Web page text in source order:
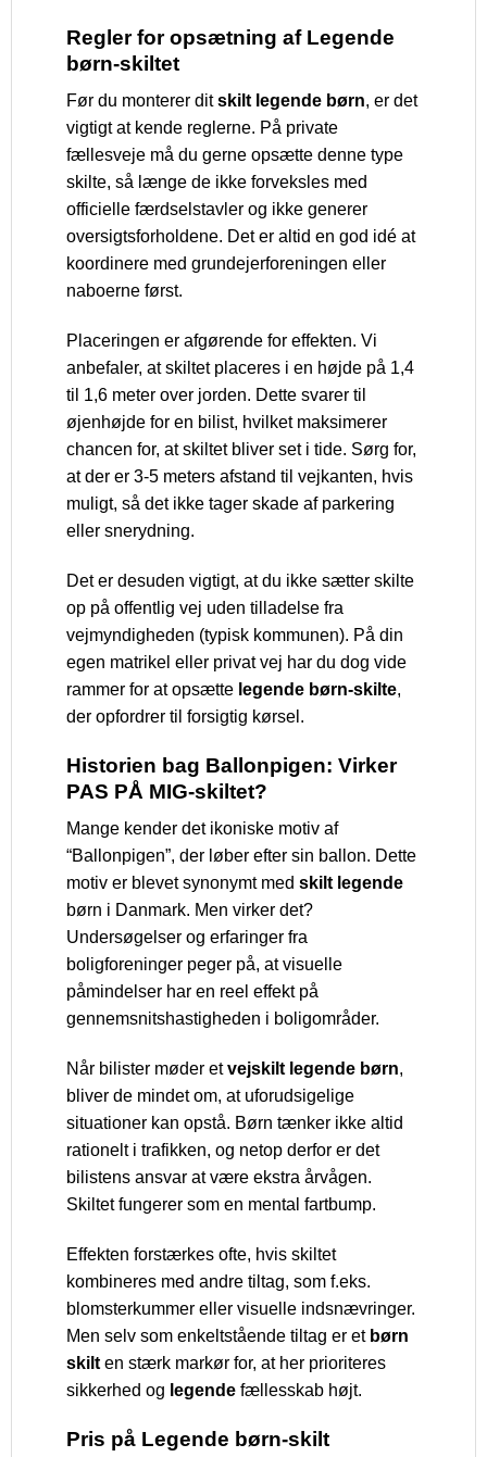
Regler for opsætning af Legende
børn-skiltet
Før du monterer ditskilt legende børn, er det
vigtigt at kende reglerne. På private
fællesveje må du gerne opsætte denne type
skilte, så længe de ikke forveksles med
officielle færdselstavler og ikke generer
oversigtsforholdene. Det er altid en god idé at
koordinere med grundejerforeningen eller
naboerne først.
Placeringen er afgørende for effekten. Vi
anbefaler, at skiltet placeres i en højde på 1,4
til 1,6 meter over jorden. Dette svarer til
øjenhøjde for en bilist, hvilket maksimerer
chancen for, at skiltet bliver set i tide. Sørg for,
at der er 3-5 meters afstand til vejkanten, hvis
muligt, så det ikke tager skade af parkering
eller snerydning.
Det er desuden vigtigt, at du ikke sætter skilte
op på offentlig vej uden tilladelse fra
vejmyndigheden (typisk kommunen). På din
egen matrikel eller privat vej har du dog vide
rammer for at opsætte legende børn-skilte,
der opfordrer til forsigtig kørsel.
Historien bag Ballonpigen: Virker
PAS PÅ MIG-skiltet?
Mange kender det ikoniske motiv af
“Ballonpigen”, der løber efter sin ballon. Dette
motiv er blevet synonymt med skilt legende
børn i Danmark. Men virker det?
Undersøgelser og erfaringer fra
boligforeninger peger på, at visuelle
påmindelser har en reel effekt på
gennemsnitshastigheden i boligområder.
Når bilister møder etvejskilt legende børn,
bliver de mindet om, at uforudsigelige
situationer kan opstå. Børn tænker ikke altid
rationelt i trafikken, og netop derfor er det
bilistens ansvar at være ekstra årvågen.
Skiltet fungerer som en mental fartbump.
Effekten forstærkes ofte, hvis skiltet
kombineres med andre tiltag, som f.eks.
blomsterkummer eller visuelle indsnævringer.
Men selv som enkeltstående tiltag er et børn
skilt en stærk markør for, at her prioriteres
sikkerhed og legende fællesskab højt.
Pris på Legende børn-skilt